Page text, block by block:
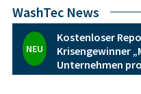
bleibt von den jeweiligen
Marktteilnehmer abhängig.
WashTec News
NEU
Kostenloser
Krisengewinner
Unternehmen